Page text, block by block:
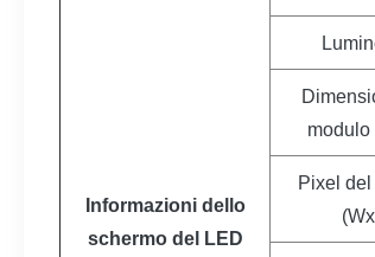
Informazioni dello
schermo del LED
modulo
Pixel